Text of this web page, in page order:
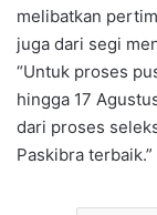
melibatkan
juga dari segi
“Untuk proses
hingga 17
dari proses
Paskibra